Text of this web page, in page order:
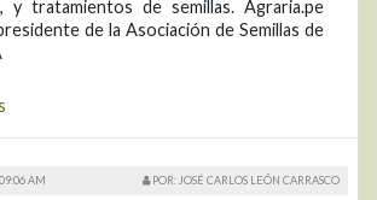
y tratamientos de semillas. Agraria.pe
de la Asociación de Semillas de
09:06 AM POR: JOSÉ CARLOS LEÓN CARRASCO